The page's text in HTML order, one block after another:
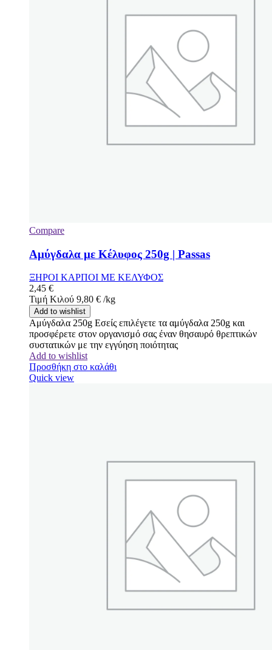
Compare
Αμύγδαλα με Κέλυφος 250g | Passas
ΞΗΡΟΙ ΚΑΡΠΟΙ ΜΕ ΚΕΛΥΦΟΣ
2,45 €
Τιμή Κιλού 9,80 € /kg
Add to wishlist
Αμύγδαλα 250g Εσείς επιλέγετε τα αμύγδαλα 250g και
προσφέρετε στον οργανισμό σας έναν θησαυρό θρεπτικών
συστατικών με την εγγύηση ποιότητας
Add to wishlist
Προσθήκη στο καλάθι
Quick view